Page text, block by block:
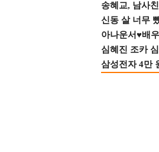
송혜교, 남사
신동 살 너무
아나운서♥배
심혜진 조카
삼성전자 4만